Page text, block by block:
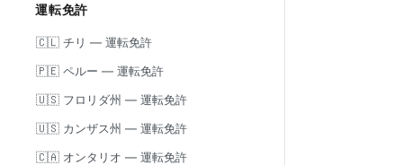
運転免許
🇨🇱 チリ — 運転免許
🇵🇪 ペルー — 運転免許
🇺🇸 フロリダ州 — 運転免許
🇺🇸 カンザス州 — 運転免許
🇨🇦 オンタリオ — 運転免許